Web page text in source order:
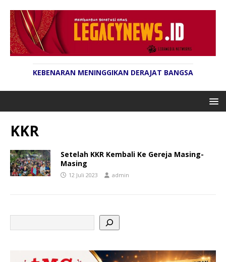
KEBENARAN MENINGGIKAN DERAJAT BANGSA
KKR
Setelah KKR Kembali Ke Gereja Masing-
Masing
12 Juli 2023 admin